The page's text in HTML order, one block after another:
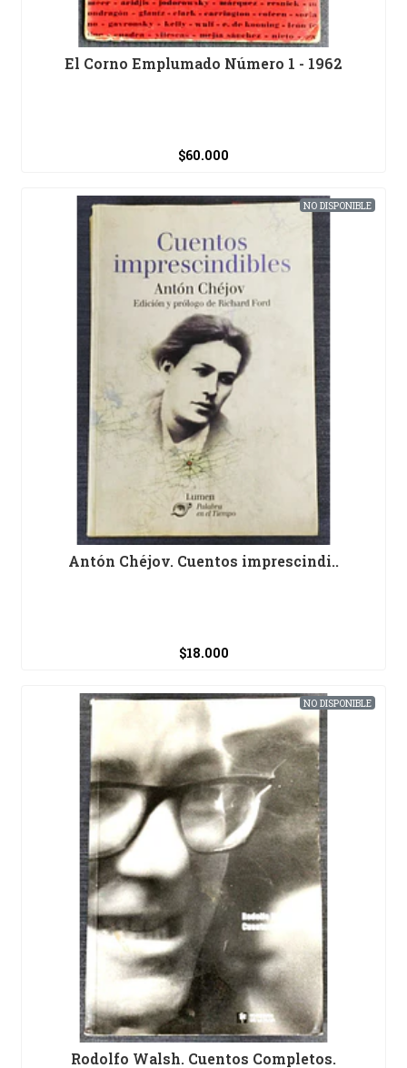
El Corno Emplumado Número 1 - 1962
$60.000
NO DISPONIBLE
Antón Chéjov. Cuentos imprescindi..
$18.000
NO DISPONIBLE
Rodolfo Walsh. Cuentos Completos.